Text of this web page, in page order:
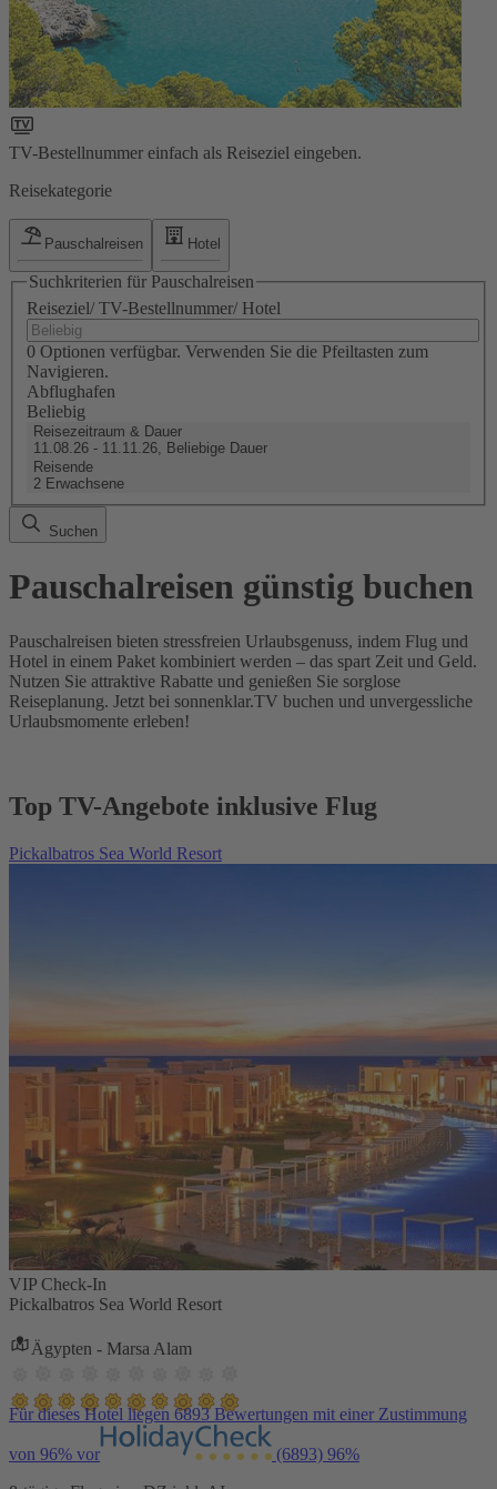
TV-Bestellnummer einfach als Reiseziel eingeben.
Reisekategorie
Pauschalreisen Hotel
Suchkriterien für Pauschalreisen
Reiseziel/ TV-Bestellnummer/ Hotel
0 Optionen verfügbar. Verwenden Sie die Pfeiltasten zum
Navigieren.
Abflughafen
Beliebig
Reisezeitraum & Dauer
11.08.26 - 11.11.26, Beliebige Dauer
Reisende
2 Erwachsene
Suchen
Pauschalreisen günstig buchen
Pauschalreisen bieten stressfreien Urlaubsgenuss, indem Flug und
Hotel in einem Paket kombiniert werden – das spart Zeit und Geld.
Nutzen Sie attraktive Rabatte und genießen Sie sorglose
Reiseplanung. Jetzt bei sonnenklar.TV buchen und unvergessliche
Urlaubsmomente erleben!
Top TV-Angebote inklusive Flug
Pickalbatros Sea World Resort
VIP Check-In
Pickalbatros Sea World Resort
Ägypten - Marsa Alam
Für dieses Hotel liegen 6893 Bewertungen mit einer Zustimmung
von 96% vor (6893) 96%